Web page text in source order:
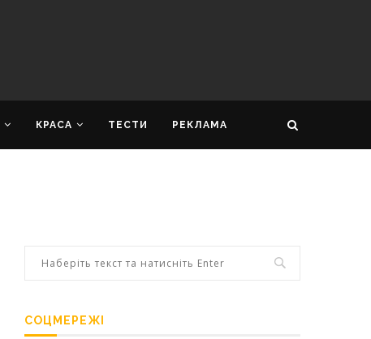
КРАСА ТЕСТИ РЕКЛАМА
СОЦМЕРЕЖІ